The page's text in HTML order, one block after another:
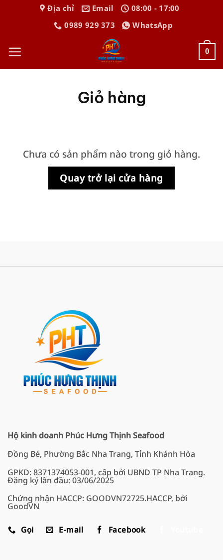
dung
Địa chỉ Email
08:00 - 17:00
0989 929 373
WhatsApp
0
Giỏ hàng
Chưa có sản phẩm nào trong giỏ hàng.
Quay trở lại cửa hàng
Hộ kinh doanh Phúc Hưng Thịnh Seafood
Đồng Bé, Phường Bắc Nha Trang, Tỉnh Khánh Hòa
GPKD: 8371374053-001, cấp bởi UBND TP Nha Trang.
Đăng ký lần đầu: 03/06/2025
Chứng nhận HACCP: GOODVN72725.HACCP, bởi
GoodVN
Gọi E-mail Facebook